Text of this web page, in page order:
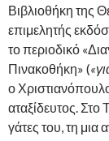
Βιβλιοθήκη της
επιμελητής
το περιοδικό
Πινακοθήκη» (
ο
αταξίδευτος. Στο
γάτες του, τη μια